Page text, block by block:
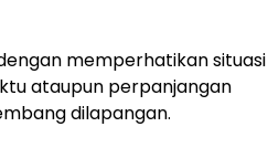
memperhatikan situasi
ataupun perpanjangan
dilapangan.